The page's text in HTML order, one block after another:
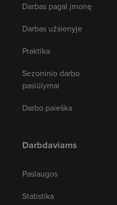
Darbas pagal įmonę
Darbas užsienyje
Praktika
Sezoninio darbo
pasiūlymai
Darbo paieška
Darbdaviams
Paslaugos
Statistika